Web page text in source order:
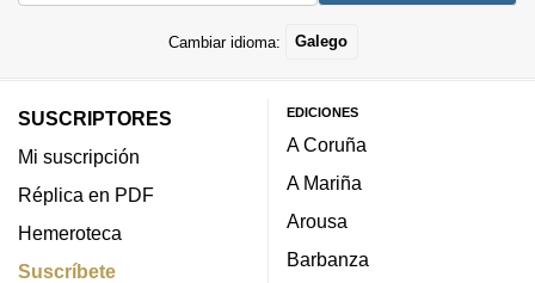
Cambiar idioma: Galego
SUSCRIPTORES
Mi suscripción
Réplica en PDF
Hemeroteca
Suscríbete
EDICIONES
A Coruña
A Mariña
Arousa
Barbanza